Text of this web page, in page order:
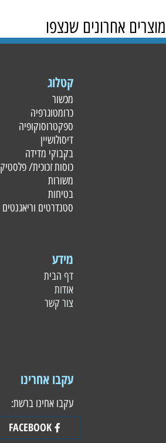
מוצרים אחרונים שנצפו
קטלוג
מכשור
כרומטוגרפיה
ספקטרוסוקופיה
דיסולושיין
בקבוקי מדידה
כוסות זכוכית/ פלסטיק
משורות
בטיחות
סטנדרטים וריאגנטים
מידע
דף הבית
אודות
צור קשר
עקבו אחרינו
עקבו אחינו ברשת:
FACEBOOK